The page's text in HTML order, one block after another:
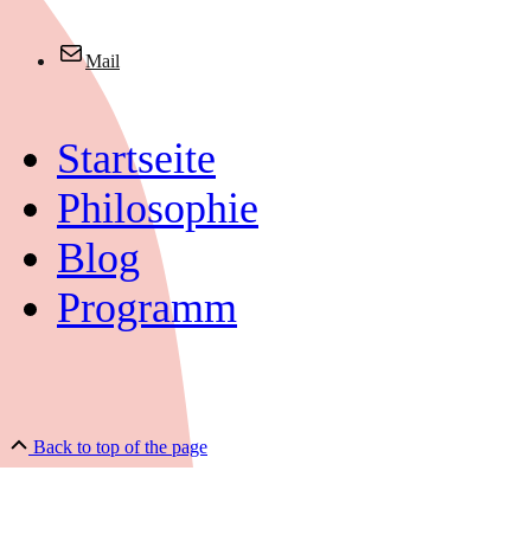
Mail
Startseite
Philosophie
Blog
Programm
Back to top of the page